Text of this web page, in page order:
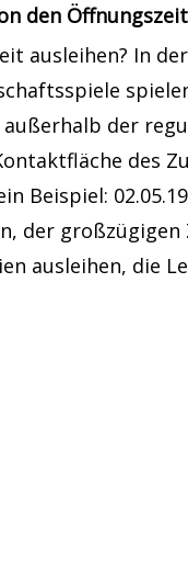
den
ausleihen? In
der
des
der
ausleihen, die